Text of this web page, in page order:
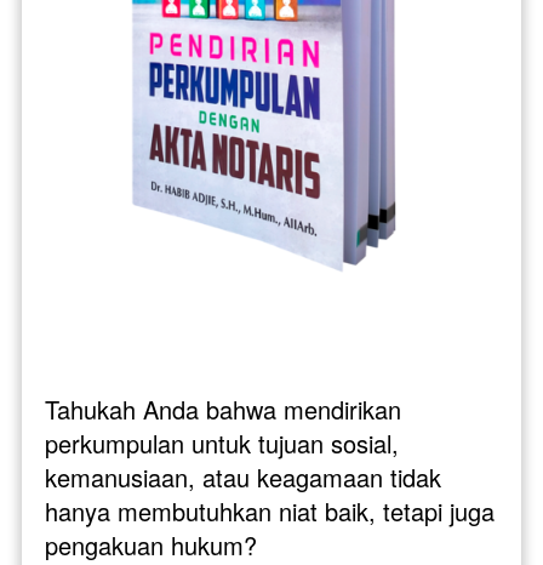
Tahukah Anda bahwa mendirikan
perkumpulan untuk tujuan sosial,
kemanusiaan, atau keagamaan tidak
hanya membutuhkan niat baik, tetapi juga
pengakuan hukum?